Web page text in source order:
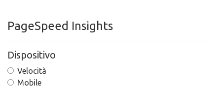
PageSpeed Insights
Dispositivo
Velocità
Mobile